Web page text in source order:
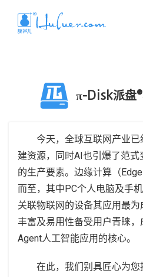
π-Disk派盘
今天，全球互联网产业已
建资源，同时AI也引爆了范
的生产要素。边缘计算（
而至，其中PC个人电脑及手
关联物联网的设备其应用最
丰富及易用性备受用户青睐
Agent人工智能应用的核心。
在此，我们别具匠心为您